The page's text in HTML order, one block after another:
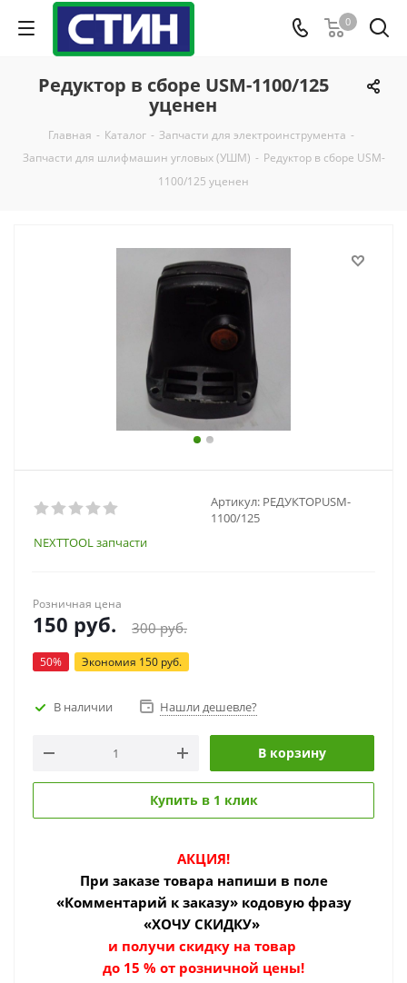
0
Редуктор в сборе USM-1100/125
уценен
Главная - Каталог - Запчасти для электроинструмента -
Запчасти для шлифмашин угловых (УШМ) - Редуктор в сборе USM-
1100/125 уценен
Артикул: РЕДУКТОРUSM-
1100/125
NEXTTOOL запчасти
Розничная цена
150 руб. 300руб.
50% Экономия 150 руб.
В наличии Нашли дешевле?
В корзину
Купить в 1 клик
АКЦИЯ!
При заказе товара напиши в поле
«Комментарий к заказу» кодовую фразу
«ХОЧУ СКИДКУ»
и получи скидку на товар
до 15 % от розничной цены!